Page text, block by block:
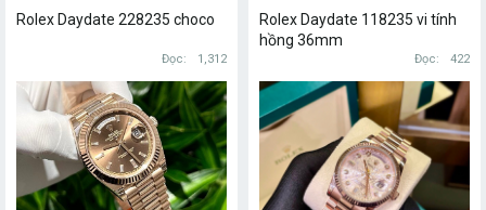
Rolex Daydate 228235 choco
Đọc 1,312
Rolex Daydate 118235 vi tính
hồng 36mm
Đọc 422